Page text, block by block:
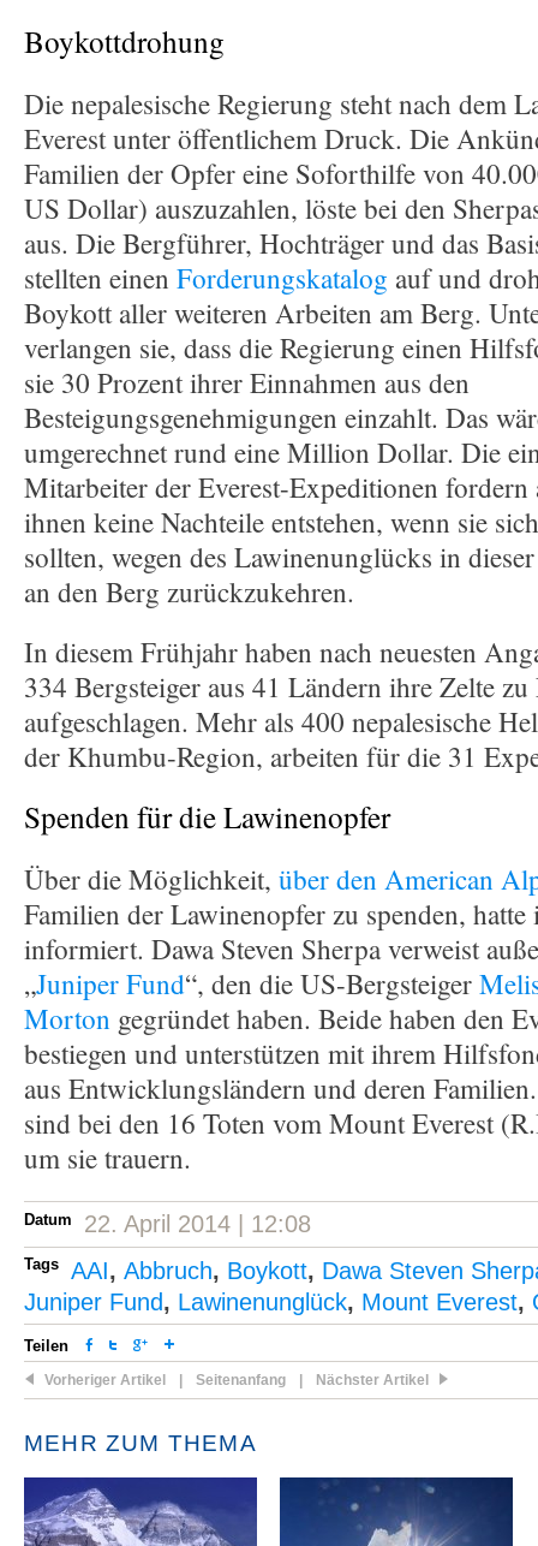
Boykottdrohung
Die nepalesische Regierung steht nach dem
Everest unter öffentlichem Druck. Die
Familien der Opfer eine Soforthilfe von
US Dollar) auszuzahlen, löste bei den
aus. Die Bergführer, Hochträger und das
stellten einen Forderungskatalog auf und
Boykott aller weiteren Arbeiten am Berg.
verlangen sie, dass die Regierung einen
sie 30 Prozent ihrer Einnahmen aus den
Besteigungsgenehmigungen einzahlt. Das
umgerechnet rund eine Million Dollar. Die
Mitarbeiter der Everest-Expeditionen fordern
ihnen keine Nachteile entstehen, wenn sie
sollten, wegen des Lawinenunglücks in
an den Berg zurückzukehren.
In diesem Frühjahr haben nach neuesten
334 Bergsteiger aus 41 Ländern ihre Zelte zu
aufgeschlagen. Mehr als 400 nepalesische
der Khumbu-Region, arbeiten für die 31
Spenden für die Lawinenopfer
Über die Möglichkeit, über den American
Familien der Lawinenopfer zu spenden, hatte
informiert. Dawa Steven Sherpa verweist
„Juniper Fund“, den die US-Bergsteiger
Morton gegründet haben. Beide haben den
bestiegen und unterstützen mit ihrem
aus Entwicklungsländern und deren
sind bei den 16 Toten vom Mount Everest
um sie trauern.
Datum 22. April 2014 | 12:08
Tags AAI, Abbruch, Boykott, Dawa Steven
Juniper Fund, Lawinenunglück, Mount Everest,
Teilen
Vorheriger Artikel Seitenanfang Nächster Artikel
MEHR ZUM THEMA